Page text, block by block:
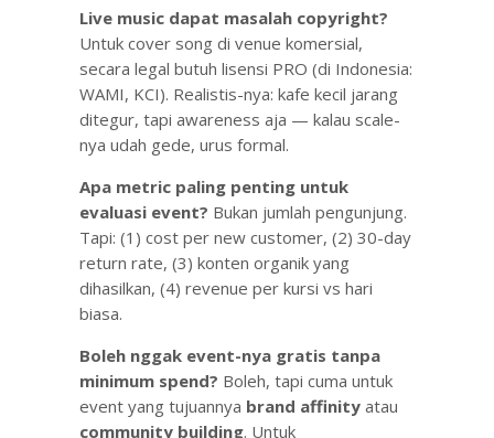
Live music dapat masalah copyright?
Untuk cover song di venue komersial,
secara legal butuh lisensi PRO (di Indonesia:
WAMI, KCI). Realistis-nya: kafe kecil jarang
ditegur, tapi awareness aja — kalau scale-
nya udah gede, urus formal.
Apa metric paling penting untuk
evaluasi event? Bukan jumlah pengunjung.
Tapi: (1) cost per new customer, (2) 30-day
return rate, (3) konten organik yang
dihasilkan, (4) revenue per kursi vs hari
biasa.
Boleh nggak event-nya gratis tanpa
minimum spend? Boleh, tapi cuma untuk
event yang tujuannya brand affinityatau
community building. Untuk